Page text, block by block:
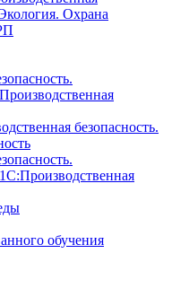
Охрана
безопасность.
1C:Производственная
обучения